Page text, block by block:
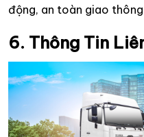
động, an toàn giao
6. Thông Tin